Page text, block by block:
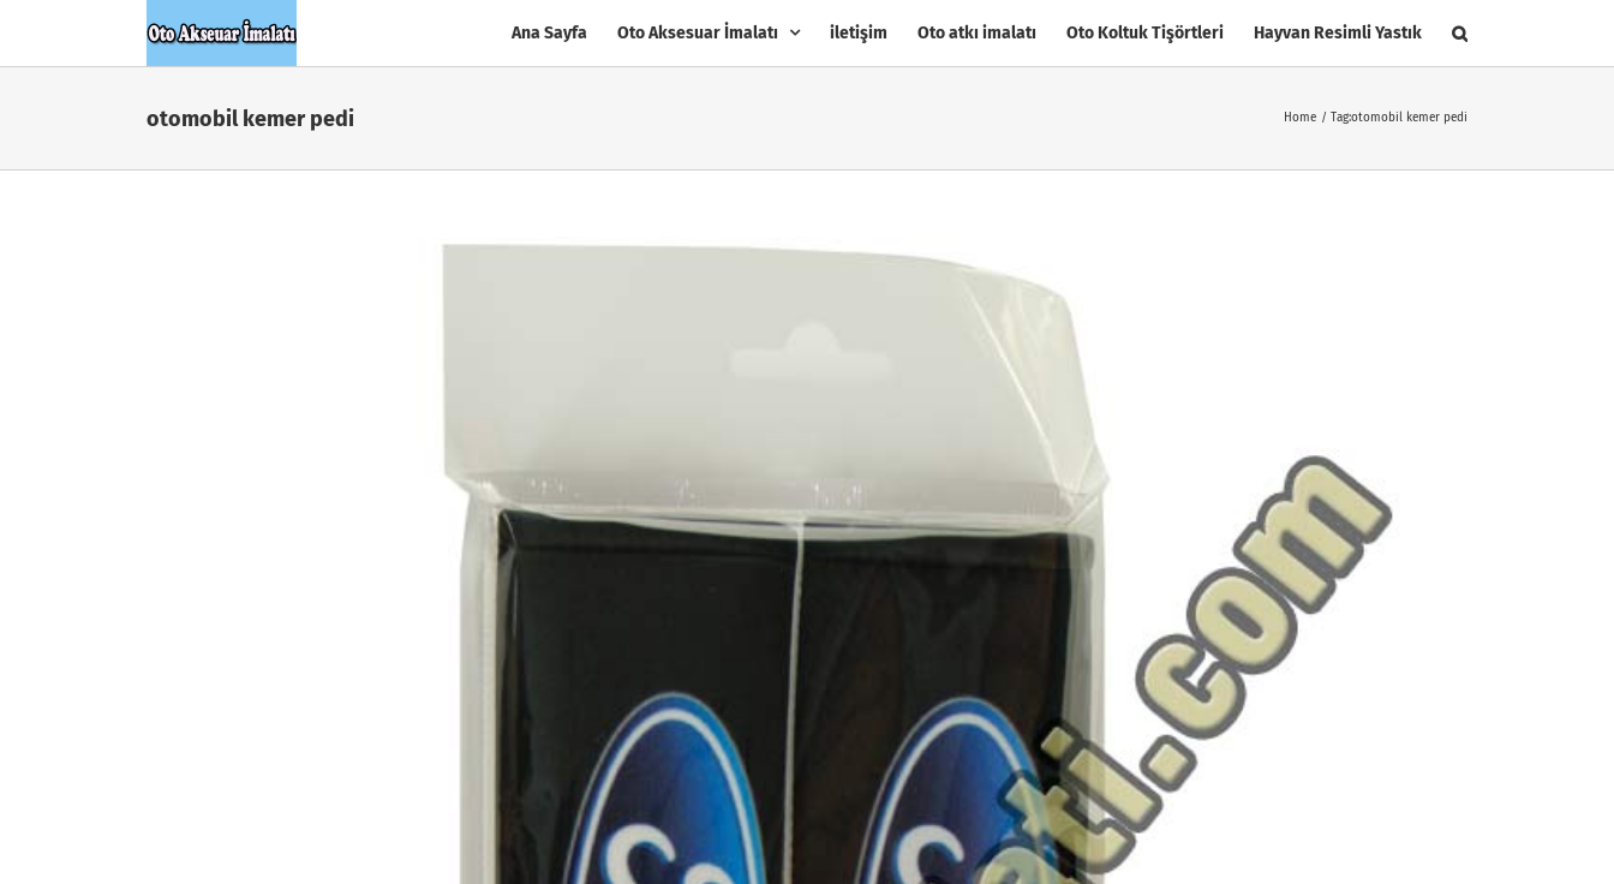
content
Ana Sayfa Oto Aksesuar İmalatı iletişim Oto atkı imalatı Oto Koltuk Tişörtleri Hayvan Resimli Yastık
otomobil kemer pedi Home Tag:otomobil kemer pedi